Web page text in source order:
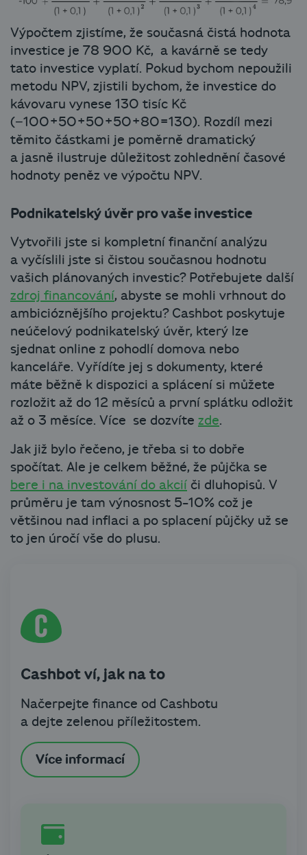
Výpočtem zjistíme, že současná čistá hodnota
investice je 78 900 Kč, a kavárně se tedy
tato investice vyplatí. Pokud bychom nepoužili
metodu NPV, zjistili bychom, že investice do
kávovaru vynese 130 tisíc Kč
(−100+50+50+50+80=130). Rozdíl mezi
těmito částkami je poměrně dramatický
a jasně ilustruje důležitost zohlednění časové
hodnoty peněz ve výpočtu NPV.
Podnikatelský úvěr pro vaše investice
Vytvořili jste si kompletní finanční analýzu
a vyčíslili jste si čistou současnou hodnotu
vašich plánovaných investic? Potřebujete další
zdroj financování, abyste se mohli vrhnout do
ambicióznějšího projektu? Cashbot poskytuje
neúčelový podnikatelský úvěr, který lze
sjednat online z pohodlí domova nebo
kanceláře. Vyřídíte jej s dokumenty, které
máte běžně k dispozici a splácení si můžete
rozložit až do 12 měsíců a první splátku odložit
až o 3 měsíce. Více se dozvíte zde.
Jak již bylo řečeno, je třeba si to dobře
spočítat. Ale je celkem běžné, že půjčka se
bere i na investování do akcií či dluhopisů. V
průměru je tam výnosnost 5-10% což je
většinou nad inflaci a po splacení půjčky už se
to jen úročí vše do plusu.
Cashbot ví, jak na to
Načerpejte finance od Cashbotu
a dejte zelenou příležitostem.
Více informací